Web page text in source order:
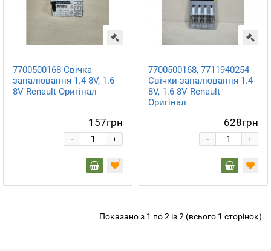
7700500168 Свічка
запалювання 1.4 8V, 1.6
8V Renault Оригінал
157грн
+
-
7700500168, 7711940254
Свічки запалювання 1.4
8V, 1.6 8V Renault
Оригінал
628грн
+
-
Показано з 1 по 2 із 2 (всього 1 сторінок)